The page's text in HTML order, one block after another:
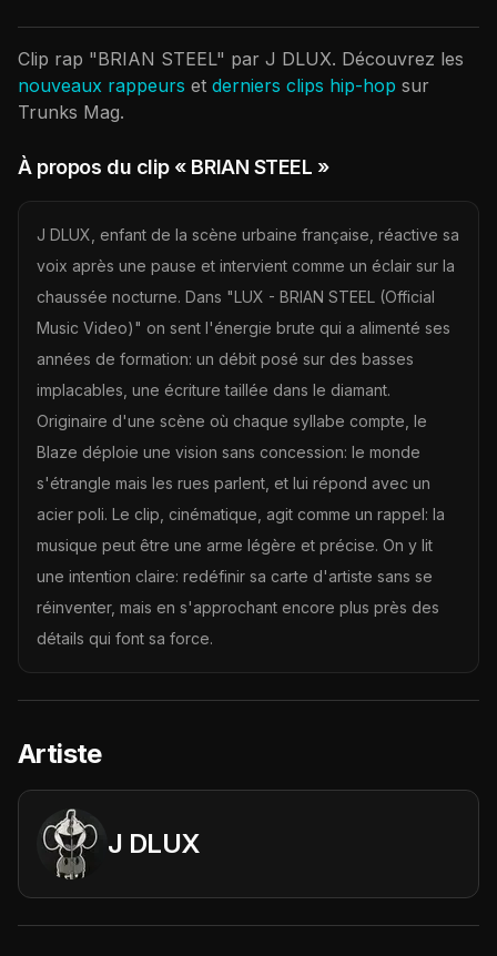
Clip rap "BRIAN STEEL" par J DLUX. Découvrez les
nouveaux rappeurs et derniers clips hip-hop sur
Trunks Mag.
À propos du clip« BRIAN STEEL »
J DLUX, enfant de la scène urbaine française, réactive sa
voix après une pause et intervient comme un éclair sur la
chaussée nocturne. Dans "LUX - BRIAN STEEL (Official
Music Video)" on sent l'énergie brute qui a alimenté ses
années de formation: un débit posé sur des basses
implacables, une écriture taillée dans le diamant.
Originaire d'une scène où chaque syllabe compte, le
Blaze déploie une vision sans concession: le monde
s'étrangle mais les rues parlent, et lui répond avec un
acier poli. Le clip, cinématique, agit comme un rappel: la
musique peut être une arme légère et précise. On y lit
une intention claire: redéfinir sa carte d'artiste sans se
réinventer, mais en s'approchant encore plus près des
détails qui font sa force.
Artiste
J DLUX